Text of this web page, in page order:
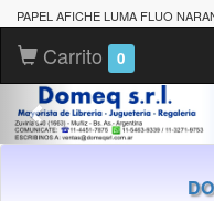
PAPEL AFICHE LUMA FLUO
Carrito 0